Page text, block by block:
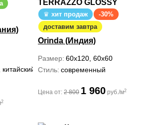
ар деко
2
TERRAZZO GLOSSY
хит продаж
-30%
доставим завтра
Orinda (Индия)
Размер 60x120, 60x60
Стиль современный
Цена от: 2 800 1 960 руб./м2